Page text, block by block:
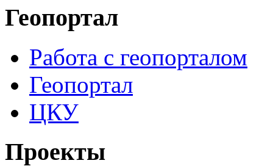
Геопортал
Работа с геопорталом
Геопортал
ЦКУ
Проекты